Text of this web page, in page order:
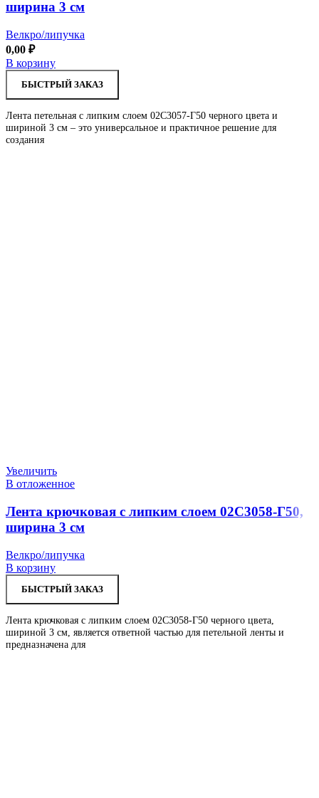
ширина 3 см
Велкро/липучка
0,00 ₽
В корзину
БЫСТРЫЙ ЗАКАЗ
Лента петельная с липким слоем 02С3057-Г50 черного цвета и
шириной 3 см – это универсальное и практичное решение для
создания
Увеличить
В отложенное
Лента крючковая с липким слоем 02С3058-Г50,
ширина 3 см
Велкро/липучка
В корзину
БЫСТРЫЙ ЗАКАЗ
Лента крючковая с липким слоем 02С3058-Г50 черного цвета,
шириной 3 см, является ответной частью для петельной ленты и
предназначена для